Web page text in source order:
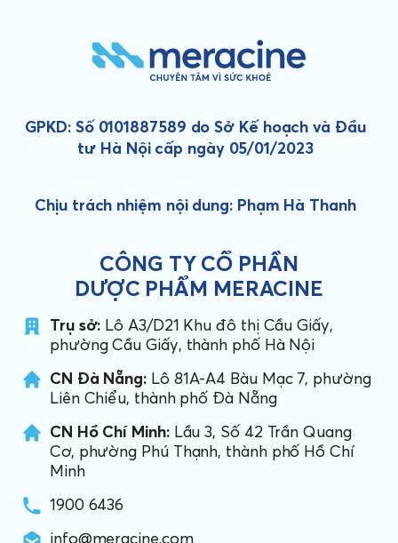
GPKD: Số 0101887589 do Sở Kế hoạch và Đầu
tư Hà Nội cấp ngày 05/01/2023
Chịu trách nhiệm nội dung: Phạm Hà Thanh
CÔNG TY CỔ PHẦN
DƯỢC PHẨM MERACINE
Trụ sở: Lô A3/D21 Khu đô thị Cầu Giấy,
phường Cầu Giấy, thành phố Hà Nội
CN Đà Nẵng: Lô 81A-A4 Bàu Mạc 7, phường
Liên Chiểu, thành phố Đà Nẵng
CN Hồ Chí Minh:Lầu 3, Số 42 Trần Quang
Cơ, phường Phú Thạnh, thành phố Hồ Chí
Minh
1900 6436
info@meracine.com